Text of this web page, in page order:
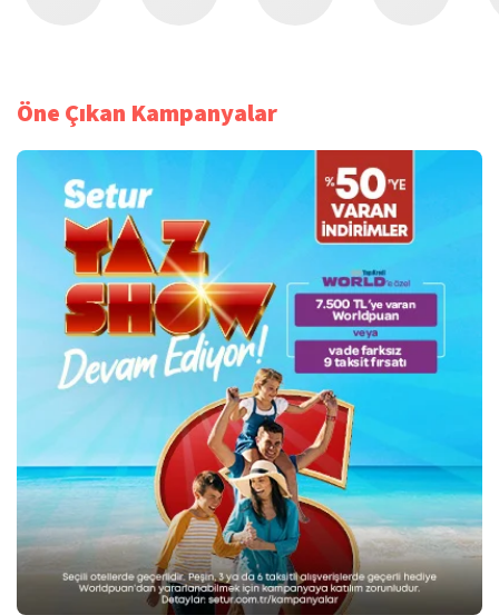
Öne Çıkan Kampanyalar